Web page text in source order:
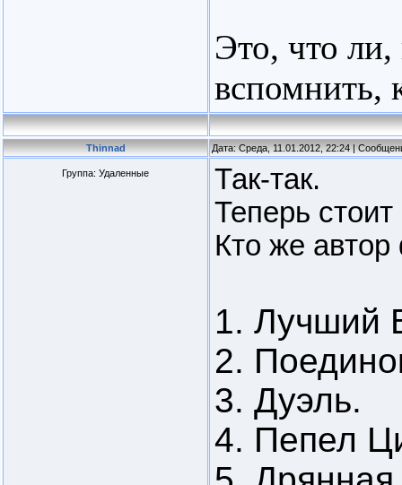
Это, что
вспомнить,
Thinnad Дата: Среда, 11.01.2012, 22:24 |
Группа: Удаленные
Так-так.
Теперь
Кто же
1. Лучший
2.
3. Дуэль.
4. Пепел